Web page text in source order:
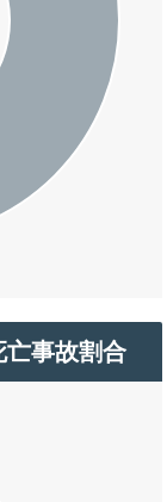
亡事故割合